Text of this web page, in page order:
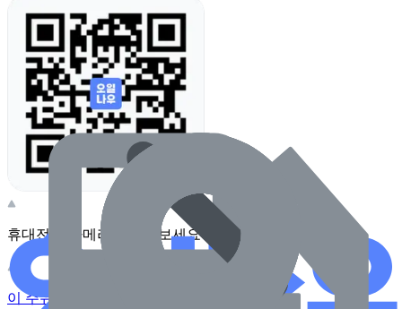
휴대전화 카메라로 찍어보세요
이 주유소의 사장님이신가요?